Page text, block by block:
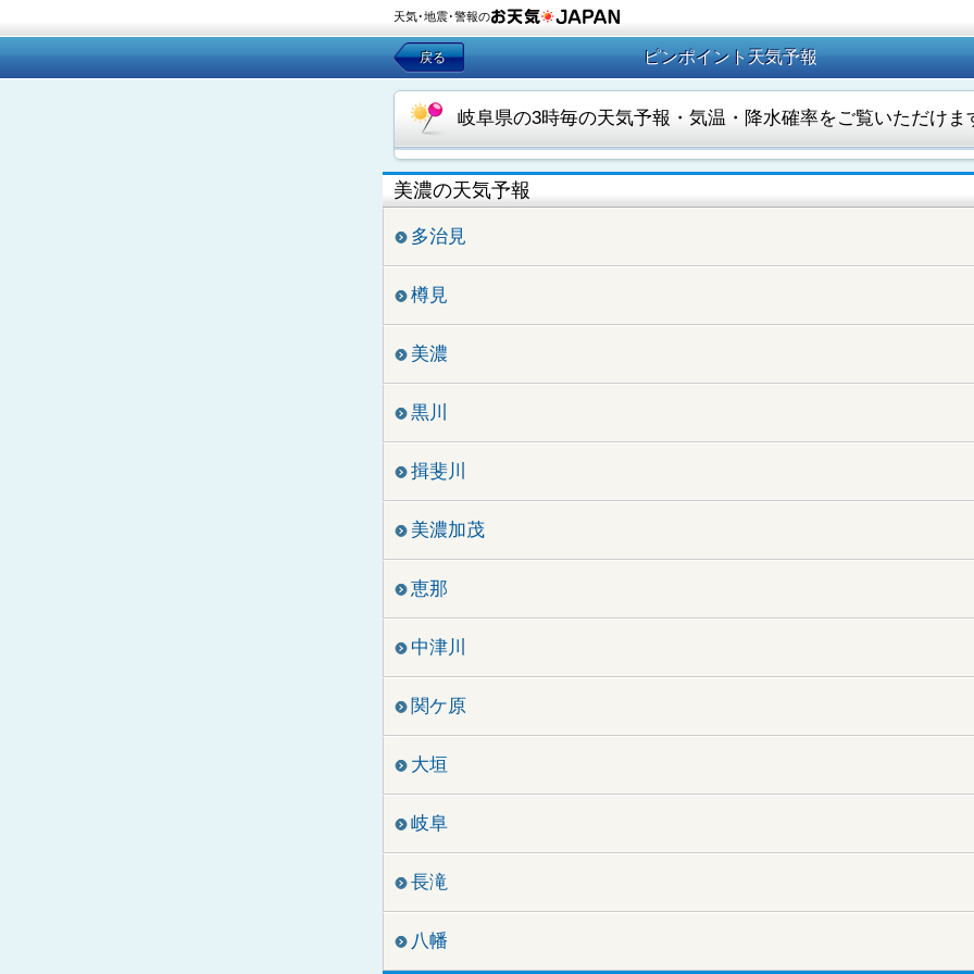
天気･地震･警報の
戻る ピンポイント天気予報
岐阜県の3時毎の天気予報・気温・降水確率をご覧いただけま
美濃の天気予報
多治見
樽見
美濃
黒川
揖斐川
美濃加茂
恵那
中津川
関ケ原
大垣
岐阜
長滝
八幡